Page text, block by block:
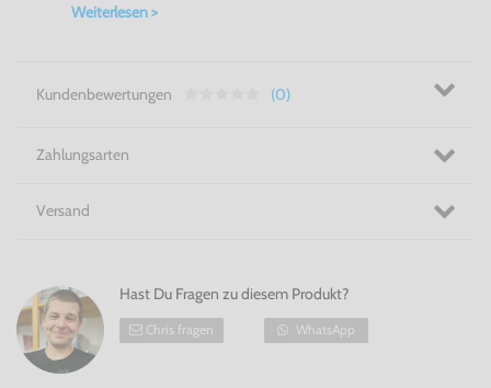
Originalstimmen von Michael
Weiterlesen >
Kundenbewertungen (0)
Zahlungsarten
Versand
Hast Du Fragen zu diesem Produkt?
Chris fragen WhatsApp